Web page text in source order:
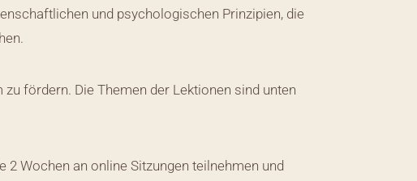
und psychologischen Prinzipien, die
fördern. Die Themen der Lektionen sind unten
Wochen an online Sitzungen teilnehmen und